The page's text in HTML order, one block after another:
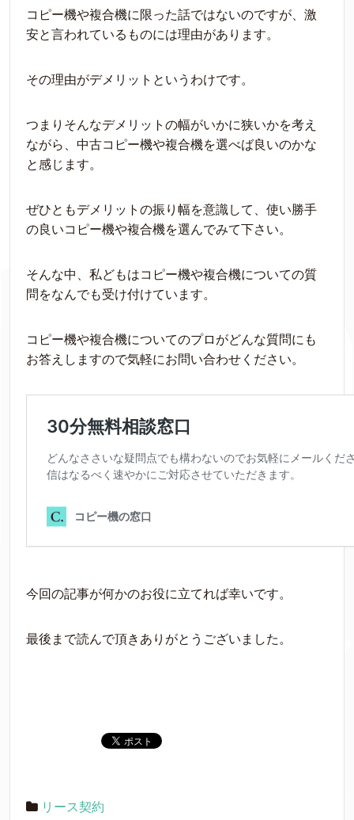
コピー機や複合機に限った話ではないのですが、激
安と言われているものには理由があります。
その理由がデメリットというわけです。
つまりそんなデメリットの幅がいかに狭いかを考え
ながら、中古コピー機や複合機を選べば良いのかな
と感じます。
ぜひともデメリットの振り幅を意識して、使い勝手
の良いコピー機や複合機を選んでみて下さい。
そんな中、私どもはコピー機や複合機についての質
問をなんでも受け付けています。
コピー機や複合機についてのプロがどんな質問にも
お答えしますので気軽にお問い合わせください。
今回の記事が何かのお役に立てれば幸いです。
最後まで読んで頂きありがとうございました。
リース契約